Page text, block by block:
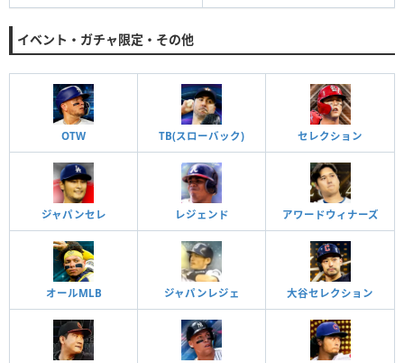
イベント・ガチャ限定・その他
OTW TB(スローバック) セレクション
ジャパンセレ レジェンド アワードウィナーズ
オールMLB ジャパンレジェ 大谷セレクション